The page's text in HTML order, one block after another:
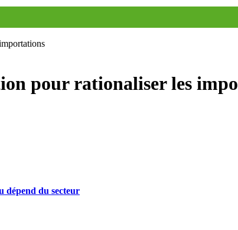
pour rationaliser les
dépend du secteur